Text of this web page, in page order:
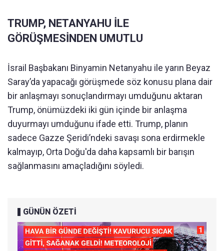
TRUMP, NETANYAHU İLE
GÖRÜŞMESİNDEN UMUTLU
İsrail Başbakanı Binyamin Netanyahu ile yarın Beyaz
Saray’da yapacağı görüşmede söz konusu plana dair
bir anlaşmayı sonuçlandırmayı umduğunu aktaran
Trump, önümüzdeki iki gün içinde bir anlaşma
duyurmayı umduğunu ifade etti. Trump, planın
sadece Gazze Şeridi’ndeki savaşı sona erdirmekle
kalmayıp, Orta Doğu'da daha kapsamlı bir barışın
sağlanmasını amaçladığını söyledi.
GÜNÜN ÖZETİ